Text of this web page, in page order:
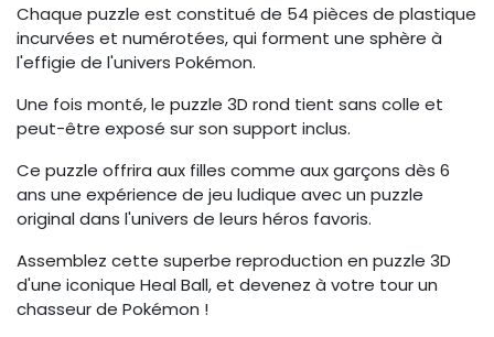
Chaque puzzle est constitué de 54 pièces de plastique
incurvées et numérotées, qui forment une sphère à
l'effigie de l'univers Pokémon.
Une fois monté, le puzzle 3D rond tient sans colle et
peut-être exposé sur son support inclus.
Ce puzzle offrira aux filles comme aux garçons dès 6
ans une expérience de jeu ludique avec un puzzle
original dans l'univers de leurs héros favoris.
Assemblez cette superbe reproduction en puzzle 3D
d'une iconique Heal Ball, et devenez à votre tour un
chasseur de Pokémon !